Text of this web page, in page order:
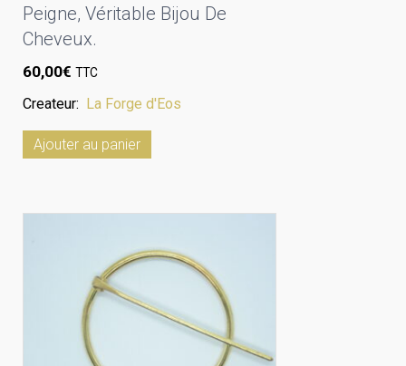
Peigne, Véritable Bijou De
Cheveux.
60,00€ TTC
Createur: La Forge d'Eos
Ajouter au panier